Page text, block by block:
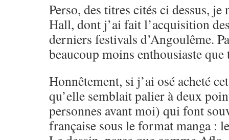
Perso, des titres cités ci dessus,
Hall, dont j’ai fait l’acquisition
derniers festivals d’Angoulême.
beaucoup moins enthousiaste que
Honnêtement, si j’ai osé acheté
qu’elle semblait palier à deux
personnes avant moi) qui font
française sous le format manga :